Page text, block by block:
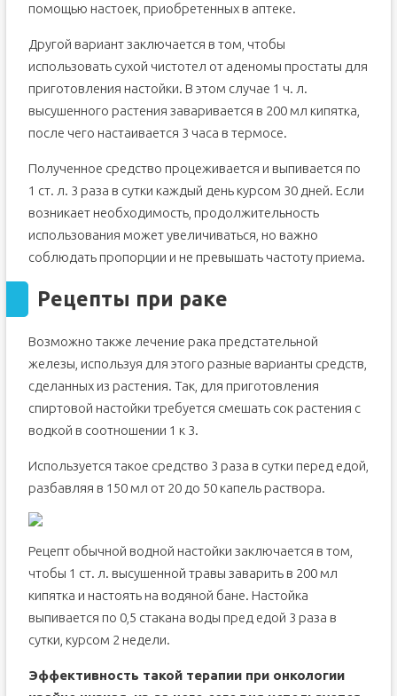
помощью настоек, приобретенных в аптеке.
Другой вариант заключается в том, чтобы
использовать сухой чистотел от аденомы простаты для
приготовления настойки. В этом случае 1 ч. л.
высушенного растения заваривается в 200 мл кипятка,
после чего настаивается 3 часа в термосе.
Полученное средство процеживается и выпивается по
1 ст. л. 3 раза в сутки каждый день курсом 30 дней. Если
возникает необходимость, продолжительность
использования может увеличиваться, но важно
соблюдать пропорции и не превышать частоту приема.
Рецепты при раке
Возможно также лечение рака предстательной
железы, используя для этого разные варианты средств,
сделанных из растения. Так, для приготовления
спиртовой настойки требуется смешать сок растения с
водкой в соотношении 1 к 3.
Используется такое средство 3 раза в сутки перед едой,
разбавляя в 150 мл от 20 до 50 капель раствора.
Рецепт обычной водной настойки заключается в том,
чтобы 1 ст. л. высушенной травы заварить в 200 мл
кипятка и настоять на водяной бане. Настойка
выпивается по 0,5 стакана воды пред едой 3 раза в
сутки, курсом 2 недели.
Эффективность такой терапии при онкологии